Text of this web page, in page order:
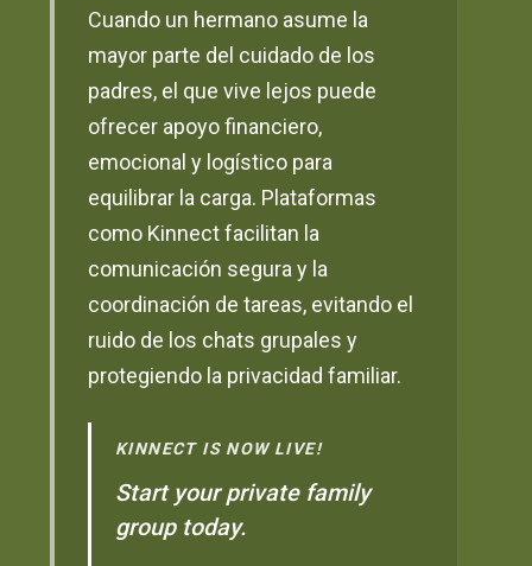
Cuando un hermano asume la
mayor parte del cuidado de los
padres, el que vive lejos puede
ofrecer apoyo financiero,
emocional y logístico para
equilibrar la carga. Plataformas
como Kinnect facilitan la
comunicación segura y la
coordinación de tareas, evitando el
ruido de los chats grupales y
protegiendo la privacidad familiar.
KINNECT IS NOW LIVE!
Start your private family
group today.